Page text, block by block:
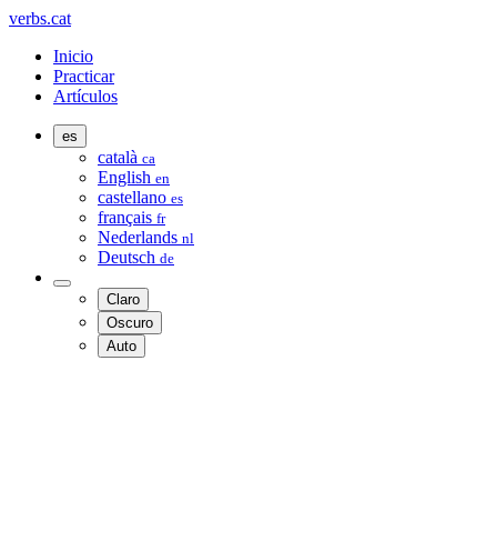
verbs.cat
Inicio
Practicar
Artículos
es
català ca
English en
castellano es
français fr
Nederlands nl
Deutsch de
Claro
Oscuro
Auto